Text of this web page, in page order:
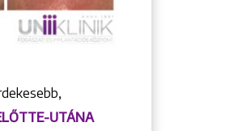
UTÁNA